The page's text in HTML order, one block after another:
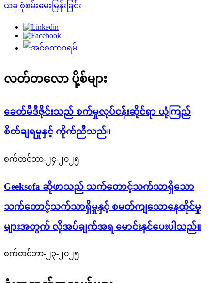
ယခု စုံစမ်းမေးမြန်းခြင်း
လတ်တလော ပို့စ်များ
ခေတ်မီဒီဇိုင်းသည် စက်မှုလုပ်ငန်းဆိုင်ရာ ယုံကြည်
စိတ်ချရမှုနှင့် ကိုက်ညီသည်။
စက်တင်ဘာ-၂၄-၂၀၂၅
Geeksofa ဆိုဖာသည် သက်တောင့်သက်သာရှိသော
သက်တောင့်သက်သာရှိမှုနှင့် စမတ်ကျသောနေထိုင်မှု
များအတွက် လိုအပ်ချက်အရ မောင်းနှင်ပေးပါသည်။
စက်တင်ဘာ-၂၃-၂၀၂၅